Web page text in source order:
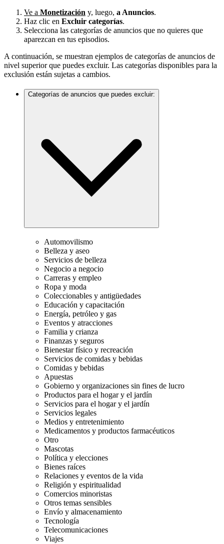
Ve a Monetización y, luego, a Anuncios.
Haz clic en Excluir categorías.
Selecciona las categorías de anuncios que no quieres que
aparezcan en tus episodios.
A continuación, se muestran ejemplos de categorías de anuncios de
nivel superior que puedes excluir. Las categorías disponibles para la
exclusión están sujetas a cambios.
Categorías de anuncios que puedes excluir:
Automovilismo
Belleza y aseo
Servicios de belleza
Negocio a negocio
Carreras y empleo
Ropa y moda
Coleccionables y antigüedades
Educación y capacitación
Energía, petróleo y gas
Eventos y atracciones
Familia y crianza
Finanzas y seguros
Bienestar físico y recreación
Servicios de comidas y bebidas
Comidas y bebidas
Apuestas
Gobierno y organizaciones sin fines de lucro
Productos para el hogar y el jardín
Servicios para el hogar y el jardín
Servicios legales
Medios y entretenimiento
Medicamentos y productos farmacéuticos
Otro
Mascotas
Política y elecciones
Bienes raíces
Relaciones y eventos de la vida
Religión y espiritualidad
Comercios minoristas
Otros temas sensibles
Envío y almacenamiento
Tecnología
Telecomunicaciones
Viajes